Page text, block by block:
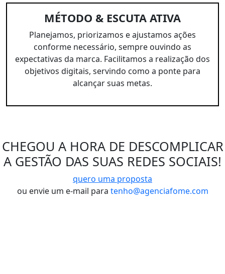
MÉTODO & ESCUTA ATIVA
Planejamos, priorizamos e ajustamos ações
conforme necessário, sempre ouvindo as
expectativas da marca. Facilitamos a realização dos
objetivos digitais, servindo como a ponte para
alcançar suas metas.
CHEGOU A HORA DE DESCOMPLICAR
A GESTÃO DAS SUAS REDES SOCIAIS!
quero uma proposta
ou envie um e-mail para tenho@agenciafome.com